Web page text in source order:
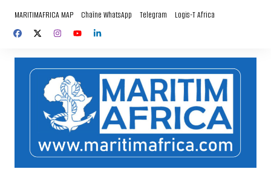
contenu
MARITIMAFRICA MAP Chaîne WhatsApp Telegram Logis-T Africa